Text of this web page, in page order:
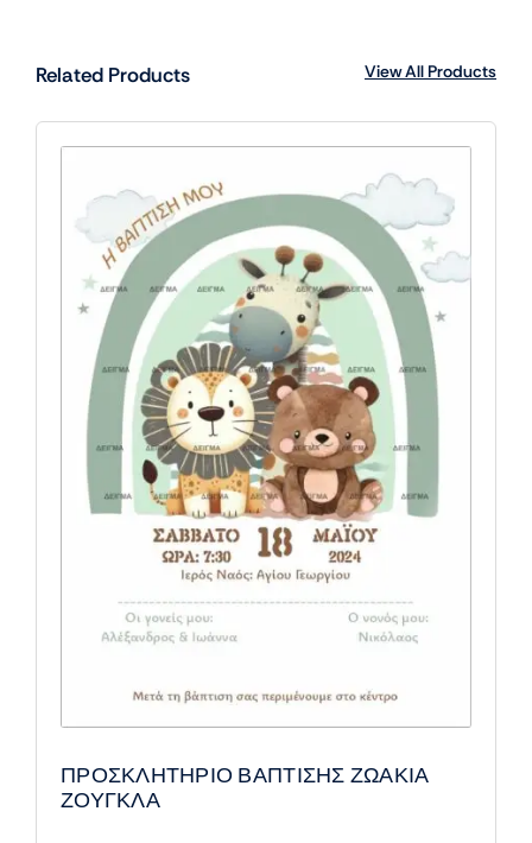
Related Products View All Products
ΠΡΟΣΚΛΗΤΗΡΙΟ ΒΑΠΤΙΣΗΣ ΖΩΑΚΙΑ
ΖΟΥΓΚΛΑ